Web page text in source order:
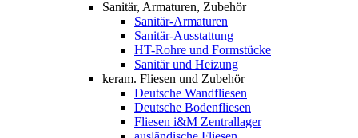
Sanitär, Armaturen, Zubehör
Sanitär-Armaturen
Sanitär-Ausstattung
HT-Rohre und Formstücke
Sanitär und Heizung
keram. Fliesen und Zubehör
Deutsche Wandfliesen
Deutsche Bodenfliesen
Fliesen i&M Zentrallager